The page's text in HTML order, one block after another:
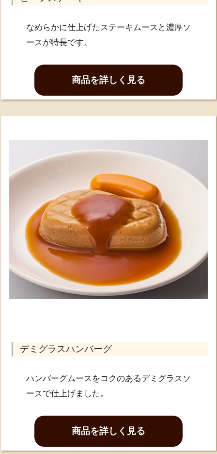
なめらかに仕上げたステーキムースと濃厚ソ
ースが特長です。
商品を詳しく見る
デミグラスハンバーグ
ハンバーグムースをコクのあるデミグラスソ
ースで仕上げました。
商品を詳しく見る